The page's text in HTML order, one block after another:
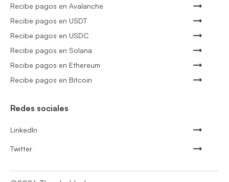
Recibe pagos en Avalanche
Recibe pagos en USDT
Recibe pagos en USDC
Recibe pagos en Solana
Recibe pagos en Ethereum
Recibe pagos en Bitcoin
Redes sociales
LinkedIn
Twitter